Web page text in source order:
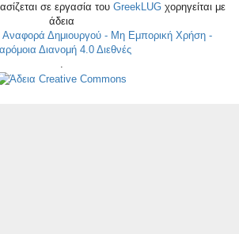
σε εργασία του GreekLUGχορηγείται με
άδεια
Δημιουργού - Μη Εμπορική Χρήση -
Διανομή 4.0 Διεθνές
.